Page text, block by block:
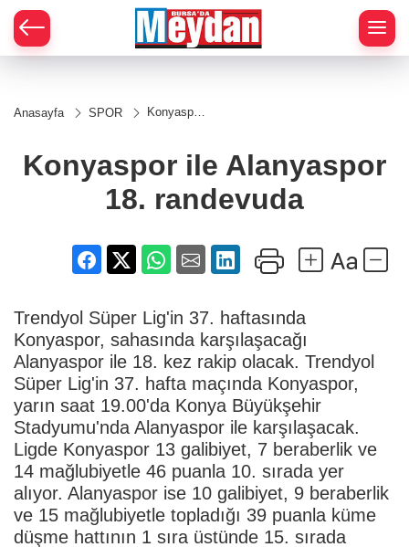
Anasayfa SPOR
Konyaspor
randevuda
Konyaspor ile Alanyaspor
18. randevuda
Trendyol Süper Lig'in 37. haftasında
Konyaspor, sahasında karşılaşacağı
Alanyaspor ile 18. kez rakip olacak. Trendyol
Süper Lig'in 37. hafta maçında Konyaspor,
yarın saat 19.00'da Konya Büyükşehir
Stadyumu'nda Alanyaspor ile karşılaşacak.
Ligde Konyaspor 13 galibiyet, 7 beraberlik ve
14 mağlubiyetle 46 puanla 10. sırada yer
alıyor. Alanyaspor ise 10 galibiyet, 9 beraberlik
ve 15 mağlubiyetle topladığı 39 puanla küme
düşme hattının 1 sıra üstünde 15. sırada